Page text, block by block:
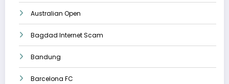
Australian Open
Bagdad Internet Scam
Bandung
Barcelona FC